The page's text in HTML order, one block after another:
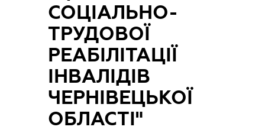
СОЦІАЛЬНО-
ТРУДОВОЇ
РЕАБІЛІТАЦІЇ
ІНВАЛІДІВ
ЧЕРНІВЕЦЬКОЇ
ОБЛАСТІ"